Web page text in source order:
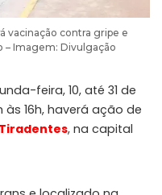
vacinação contra gripe e
– Imagem: Divulgação
feira, 10, até 31 de
às 16h, haverá ação de
, na capital